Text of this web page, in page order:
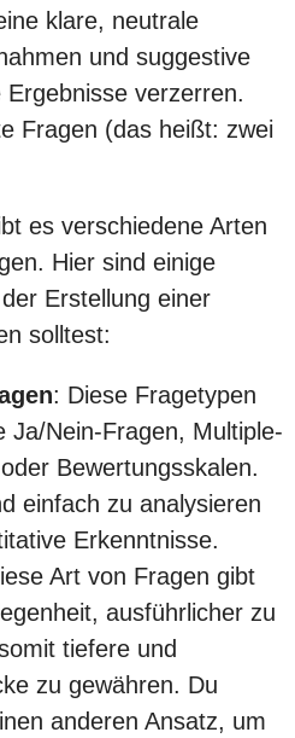
klare, neutrale
und suggestive
verzerren.
Fragen (das heißt: zwei
es verschiedene Arten
Hier sind einige
Erstellung einer
solltest:
: Diese Fragetypen
Ja/Nein-Fragen, Multiple-
Bewertungsskalen.
einfach zu analysieren
Erkenntnisse.
Art von Fragen gibt
ausführlicher zu
tiefere und
zu gewähren. Du
anderen Ansatz, um